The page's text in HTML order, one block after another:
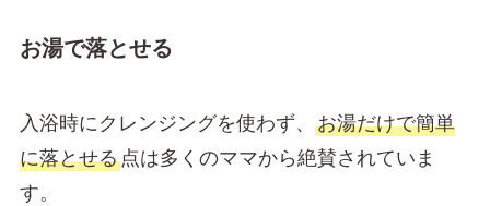
お湯で落とせる
入浴時にクレンジングを使わず、 お湯だけで簡単
に落とせる点は多くのママから絶賛されていま
す。